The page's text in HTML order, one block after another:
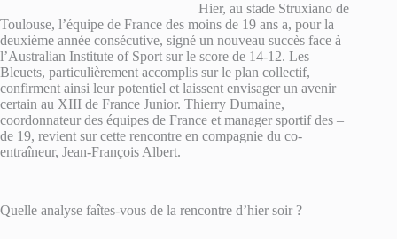
Hier, au stade Struxiano de
Toulouse, l’équipe de France des moins de 19 ans a, pour la
deuxième année consécutive, signé un nouveau succès face à
l’Australian Institute of Sport sur le score de 14-12. Les
Bleuets, particulièrement accomplis sur le plan collectif,
confirment ainsi leur potentiel et laissent envisager un avenir
certain au XIII de France Junior. Thierry Dumaine,
coordonnateur des équipes de France et manager sportif des –
de 19, revient sur cette rencontre en compagnie du co-
entraîneur, Jean-François Albert.
Quelle analyse faîtes-vous de la rencontre d’hier soir ?